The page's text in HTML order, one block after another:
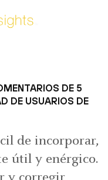
DE 5
DE USUARIOS DE
de incorporar,
útil y enérgico.